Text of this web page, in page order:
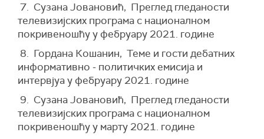
7. Сузана Јовановић, Преглед гледаности
телевизијских програма с националном
покривеношћу у фебруару 2021. године
8. Гордана Кошанин, Теме и гости дебатних
информативно - политичких емисија и
интервјуа у фебруару 2021. године
9. Сузана Јовановић, Преглед гледаности
телевизијских програма с националном
покривеношћу у марту 2021. године